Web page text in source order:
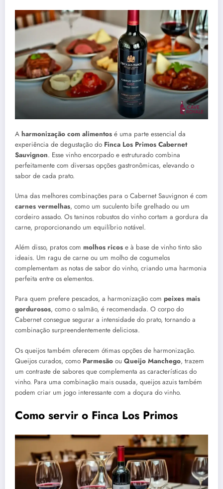
A harmonização com alimentos é uma parte essencial da
experiência de degustação do Finca Los Primos Cabernet
Sauvignon. Esse vinho encorpado e estruturado combina
perfeitamente com diversas opções gastronômicas, elevando o
sabor de cada prato.
Uma das melhores combinações para o Cabernet Sauvignon é com
carnes vermelhas, como um suculento bife grelhado ou um
cordeiro assado. Os taninos robustos do vinho cortam a gordura da
carne, proporcionando um equilíbrio notável.
Além disso, pratos com molhos ricos e à base de vinho tinto são
ideais. Um ragu de carne ou um molho de cogumelos
complementam as notas de sabor do vinho, criando uma harmonia
perfeita entre os elementos.
Para quem prefere pescados, a harmonização com peixes mais
gordurosos, como o salmão, é recomendada. O corpo do
Cabernet consegue segurar a intensidade do prato, tornando a
combinação surpreendentemente deliciosa.
Os queijos também oferecem ótimas opções de harmonização.
Queijos curados, como Parmesão ou Queijo Manchego, trazem
um contraste de sabores que complementa as características do
vinho. Para uma combinação mais ousada, queijos azuis também
podem criar um jogo interessante com a doçura do vinho.
Como servir o Finca Los Primos